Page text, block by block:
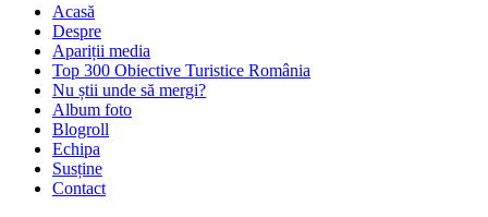
Acasă
Despre
Apariții media
Top 300 Obiective Turistice România
Nu știi unde să mergi?
Album foto
Blogroll
Echipa
Susține
Contact